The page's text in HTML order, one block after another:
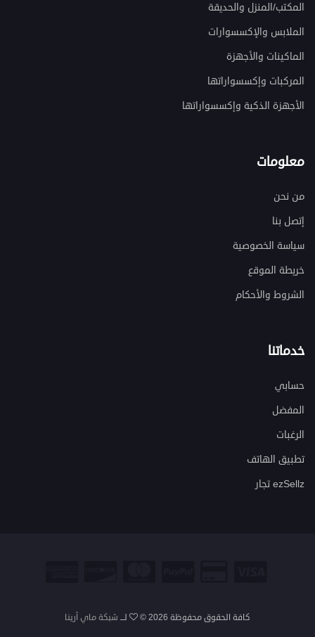
المكتب/المنزل والحديقة
الملابس والإكسسوارات
الماكينات والأجهزة
المركبات وإكسسواراتها
الأجهزة الذكية وإكسسواراتها
معلومات
من نحن
إتصل بنا
سياسة الخصوصية
خريطة الموقع
الشروط والأحكام
خدماتنا
حسابي
المفضل
الرغبات
تطبيق الهاتف
ezSellz تجار
كافة الحقوق محفوظة 2026 © لـــ شبكة ماي أرينا